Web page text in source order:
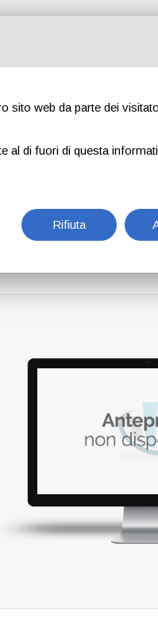
sito web da parte dei
al di fuori di questa
Rifiuta